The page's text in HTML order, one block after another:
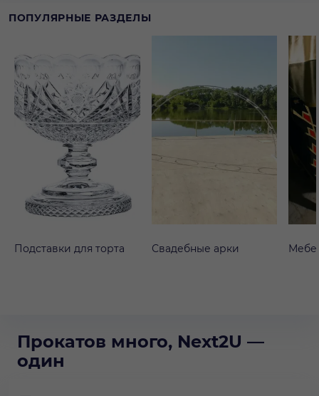
ПОПУЛЯРНЫЕ РАЗДЕЛЫ
Подставки для торта Свадебные арки
Прокатов много, Next2U —
один